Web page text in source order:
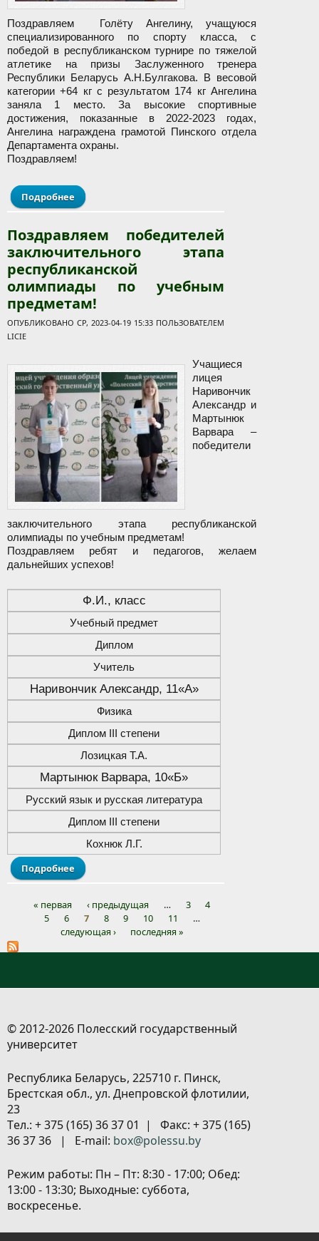
Поздравляем Голёту Ангелину, учащуюся
специализированного по спорту класса, с
победой в республиканском турнире по тяжелой
атлетике на призы Заслуженного тренера
Республики Беларусь А.Н.Булгакова. В весовой
категории +64 кг с результатом 174 кг Ангелина
заняла 1 место. За высокие спортивные
достижения, показанные в 2022-2023 годах,
Ангелина награждена грамотой Пинского отдела
Департамента охраны.
Поздравляем!
Подробнее о Поздравляем с победой!
Поздравляем победителей
заключительного этапа
республиканской
олимпиады по учебным
предметам!
ОПУБЛИКОВАНО СР, 2023-04-19 15:33 ПОЛЬЗОВАТЕЛЕМ
LICIE
Учащиеся
лицея
Наривончик
Александр и
Мартынюк
Варвара –
победители
заключительного этапа республиканской
олимпиады по учебным предметам!
Поздравляем ребят и педагогов, желаем
дальнейших успехов!
Ф.И., класс
Учебный предмет
Диплом
Учитель
Наривончик Александр, 11«А»
Физика
Диплом III степени
Лозицкая Т.А.
Мартынюк Варвара, 10«Б»
Русский язык и русская литература
Диплом III степени
Кохнюк Л.Г.
Подробнее о Поздравляем победителей заключительного
этапа республиканской олимпиады по учебным
Страницы
« первая ‹ предыдущая … 3
4
5
6 7 8 9 10 11
…
следующая ›
последняя »
© 2012-2026 Полесский государственный
университет
Республика Беларусь, 225710 г. Пинск,
Брестская обл., ул. Днепровской флотилии,
23
Tел.: + 375 (165) 36 37 01 | Факс: + 375 (165)
36 37 36 | E-mail: box@polessu.by
Режим работы: Пн – Пт: 8:30 - 17:00; Обед:
13:00 - 13:30; Выходные: суббота,
воскресенье.